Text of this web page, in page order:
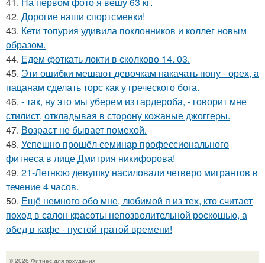
42. Дорогие наши спортсменки!
43. Кети топурия удивила поклонников и коллег новым
образом.
44. Едем фоткать локти в сколково 14. 03.
45. Эти ошибки мешают девочкам накачать попу - орех, а
пацанам сделать торс как у греческого бога.
46. - так, ну это мы уберем из гардероба, - говорит мне
стилист, откладывая в сторону кожаные джоггеры.
47. Возраст не бывает помехой.
48. Успешно прошёл семинар профессионального
фитнеса в лице Дмитрия никифорова!
49. 21-Летнюю девушку насиловали четверо мигрантов в
течение 4 часов.
50. Ещё немного обо мне, любимой я из тех, кто считает
поход в салон красоты непозволительной роскошью, а
обед в кафе - пустой тратой времени!
© 2026 Фитнес для похудения